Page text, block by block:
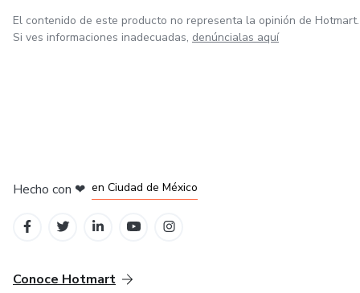
El contenido de este producto no representa la opinión de Hotmart.
Si ves informaciones inadecuadas, denúncialas aquí
Hecho con ❤ en Ciudad de México
Conoce Hotmart